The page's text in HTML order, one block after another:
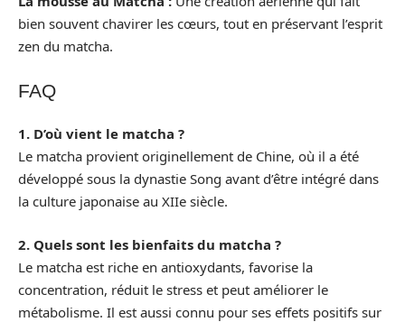
bien souvent chavirer les cœurs, tout en préservant l’esprit
zen du matcha.
FAQ
1. D’où vient le matcha ?
Le matcha provient originellement de Chine, où il a été
développé sous la dynastie Song avant d’être intégré dans
la culture japonaise au XIIe siècle.
2. Quels sont les bienfaits du matcha ?
Le matcha est riche en antioxydants, favorise la
concentration, réduit le stress et peut améliorer le
métabolisme. Il est aussi connu pour ses effets positifs sur